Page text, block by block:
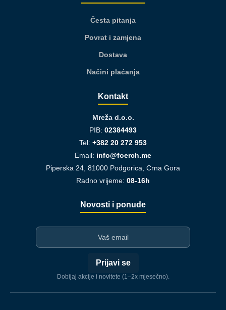
Česta pitanja
Povrat i zamjena
Dostava
Načini plaćanja
Kontakt
Mreža d.o.o.
PIB: 02384493
Tel: +382 20 272 953
Email: info@foerch.me
Piperska 24, 81000 Podgorica, Crna Gora
Radno vrijeme: 08-16h
Novosti i ponude
Prijavi se
Dobijaj akcije i novitete (1–2x mjesečno).